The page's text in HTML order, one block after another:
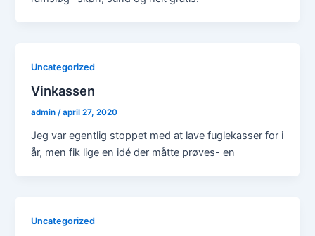
Uncategorized
Vinkassen
admin/april 27, 2020
Jeg var egentlig stoppet med at lave fuglekasser for i
år, men fik lige en idé der måtte prøves- en
Uncategorized